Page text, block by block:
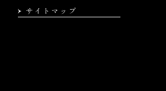
サイトマップ